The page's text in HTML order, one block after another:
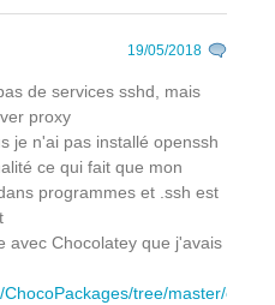
19/05/2018
de services sshd, mais
proxy
je n'ai pas installé openssh
ce qui fait que mon
programmes et .ssh est
avec Chocolatey que j'avais
tree/master/